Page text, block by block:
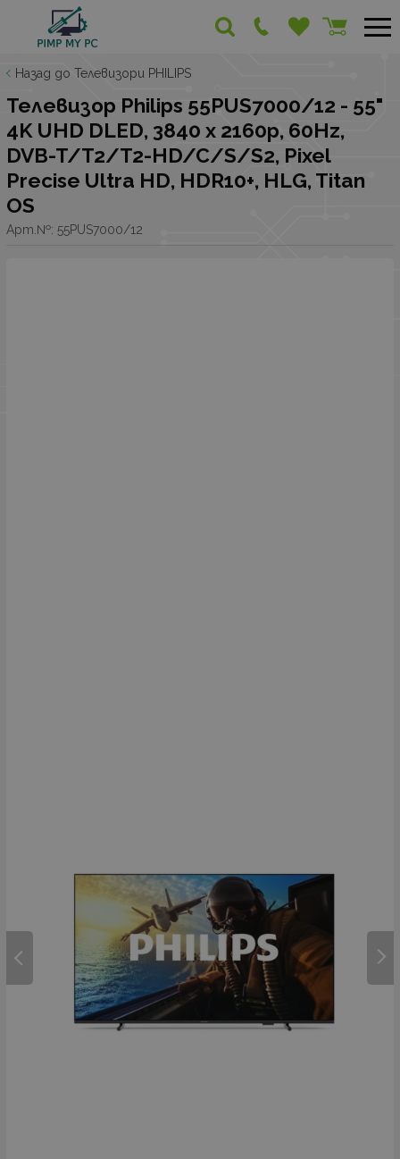
Назад до Телевизори PHILIPS
Телевизор Philips 55PUS7000/12 - 55"
4K UHD DLED, 3840 x 2160p, 60Hz,
DVB-T/T2/T2-HD/C/S/S2, Pixel
Precise Ultra HD, HDR10+, HLG, Titan
OS
Арт.№: 55PUS7000/12